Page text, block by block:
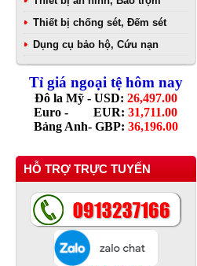
Thiết bị chống sét, Đếm sét
Dụng cụ bảo hộ, Cứu nạn
Tỉ giá ngoại tệ hôm nay
Đô la Mỹ - USD: 26,497.00
Euro - EUR: 31,711.00
Bảng Anh- GBP: 36,196.00
HỖ TRỢ TRỰC TUYẾN